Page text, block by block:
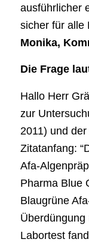
ausführlicher
sicher für alle
Monika,
Die Frage
Hallo Herr
zur
2011) und
Zitatanfang:
Afa-
Pharma Blue
Blaugrüne
Überdüngung
Labortest